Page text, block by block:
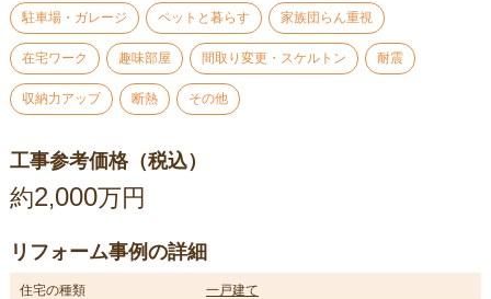
駐車場・ガレージ ペットと暮らす 家族団らん重視
在宅ワーク 趣味部屋 間取り変更・スケルトン 耐震
収納力アップ 断熱 その他
工事参考価格（税込）
約2,000万円
リフォーム事例の詳細
住宅の種類 一戸建て